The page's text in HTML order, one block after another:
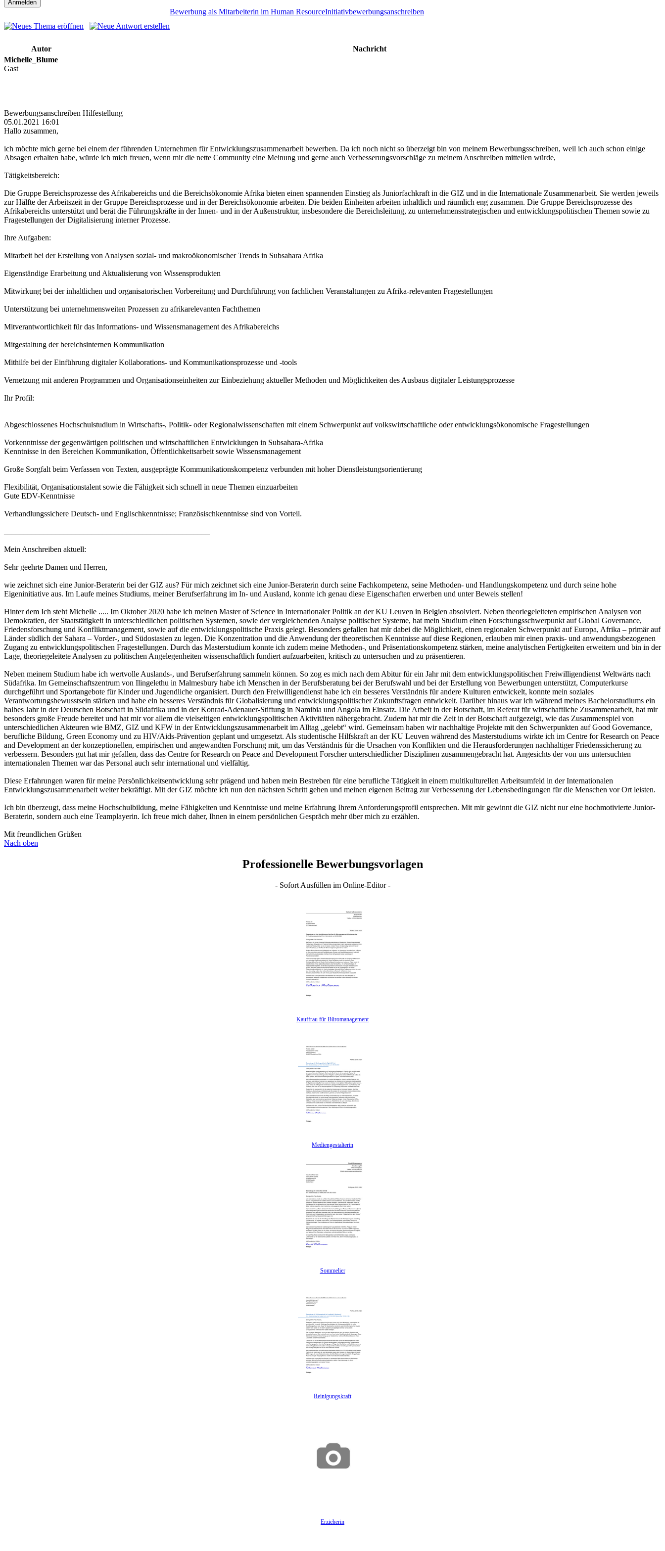
Bewerbung als Mitarbeiterin im Human ResourceInitiativbewerbungsanschreiben
Autor
Nachricht
Michelle_Blume
Gast
Bewerbungsanschreiben Hilfestellung
05.01.2021 16:01
Hallo zusammen,
ich möchte mich gerne bei einem der führenden Unternehmen für Entwicklungszusammenarbeit bewerben. Da ich noch nicht so überzeigt bin von meinem Bewerbungsschreiben, weil ich auch schon einige
Absagen erhalten habe, würde ich mich freuen, wenn mir die nette Community eine Meinung und gerne auch Verbesserungsvorschläge zu meinem Anschreiben mitteilen würde,
Tätigkeitsbereich:
Die Gruppe Bereichsprozesse des Afrikabereichs und die Bereichsökonomie Afrika bieten einen spannenden Einstieg als Juniorfachkraft in die GIZ und in die Internationale Zusammenarbeit. Sie werden jeweils
zur Hälfte der Arbeitszeit in der Gruppe Bereichsprozesse und in der Bereichsökonomie arbeiten. Die beiden Einheiten arbeiten inhaltlich und räumlich eng zusammen. Die Gruppe Bereichsprozesse des
Afrikabereichs unterstützt und berät die Führungskräfte in der Innen- und in der Außenstruktur, insbesondere die Bereichsleitung, zu unternehmensstrategischen und entwicklungspolitischen Themen sowie zu
Fragestellungen der Digitalisierung interner Prozesse.
Ihre Aufgaben:
Mitarbeit bei der Erstellung von Analysen sozial- und makroökonomischer Trends in Subsahara Afrika
Eigenständige Erarbeitung und Aktualisierung von Wissensprodukten
Mitwirkung bei der inhaltlichen und organisatorischen Vorbereitung und Durchführung von fachlichen Veranstaltungen zu Afrika-relevanten Fragestellungen
Unterstützung bei unternehmensweiten Prozessen zu afrikarelevanten Fachthemen
Mitverantwortlichkeit für das Informations- und Wissensmanagement des Afrikabereichs
Mitgestaltung der bereichsinternen Kommunikation
Mithilfe bei der Einführung digitaler Kollaborations- und Kommunikationsprozesse und -tools
Vernetzung mit anderen Programmen und Organisationseinheiten zur Einbeziehung aktueller Methoden und Möglichkeiten des Ausbaus digitaler Leistungsprozesse
Ihr Profil:
Abgeschlossenes Hochschulstudium in Wirtschafts-, Politik- oder Regionalwissenschaften mit einem Schwerpunkt auf volkswirtschaftliche oder entwicklungsökonomische Fragestellungen
Vorkenntnisse der gegenwärtigen politischen und wirtschaftlichen Entwicklungen in Subsahara-Afrika
Kenntnisse in den Bereichen Kommunikation, Öffentlichkeitsarbeit sowie Wissensmanagement
Große Sorgfalt beim Verfassen von Texten, ausgeprägte Kommunikationskompetenz verbunden mit hoher Dienstleistungsorientierung
Flexibilität, Organisationstalent sowie die Fähigkeit sich schnell in neue Themen einzuarbeiten
Gute EDV-Kenntnisse
Verhandlungssichere Deutsch- und Englischkenntnisse; Französischkenntnisse sind von Vorteil.
Mein Anschreiben aktuell:
Sehr geehrte Damen und Herren,
wie zeichnet sich eine Junior-Beraterin bei der GIZ aus? Für mich zeichnet sich eine Junior-Beraterin durch seine Fachkompetenz, seine Methoden- und Handlungskompetenz und durch seine hohe
Eigeninitiative aus. Im Laufe meines Studiums, meiner Berufserfahrung im In- und Ausland, konnte ich genau diese Eigenschaften erwerben und unter Beweis stellen!
Hinter dem Ich steht Michelle ..... Im Oktober 2020 habe ich meinen Master of Science in Internationaler Politik an der KU Leuven in Belgien absolviert. Neben theoriegeleiteten empirischen Analysen von
Demokratien, der Staatstätigkeit in unterschiedlichen politischen Systemen, sowie der vergleichenden Analyse politischer Systeme, hat mein Studium einen Forschungsschwerpunkt auf Global Governance,
Friedensforschung und Konfliktmanagement, sowie auf die entwicklungspolitische Praxis gelegt. Besonders gefallen hat mir dabei die Möglichkeit, einen regionalen Schwerpunkt auf Europa, Afrika – primär auf
Länder südlich der Sahara – Vorder-, und Südostasien zu legen. Die Konzentration und die Anwendung der theoretischen Kenntnisse auf diese Regionen, erlauben mir einen praxis- und anwendungsbezogenen
Zugang zu entwicklungspolitischen Fragestellungen. Durch das Masterstudium konnte ich zudem meine Methoden-, und Präsentationskompetenz stärken, meine analytischen Fertigkeiten erweitern und bin in der
Lage, theoriegeleitete Analysen zu politischen Angelegenheiten wissenschaftlich fundiert aufzuarbeiten, kritisch zu untersuchen und zu präsentieren.
Neben meinem Studium habe ich wertvolle Auslands-, und Berufserfahrung sammeln können. So zog es mich nach dem Abitur für ein Jahr mit dem entwicklungspolitischen Freiwilligendienst Weltwärts nach
Südafrika. Im Gemeinschaftszentrum von Ilingelethu in Malmesbury habe ich Menschen in der Berufsberatung bei der Berufswahl und bei der Erstellung von Bewerbungen unterstützt, Computerkurse
durchgeführt und Sportangebote für Kinder und Jugendliche organisiert. Durch den Freiwilligendienst habe ich ein besseres Verständnis für andere Kulturen entwickelt, konnte mein soziales
Verantwortungsbewusstsein stärken und habe ein besseres Verständnis für Globalisierung und entwicklungspolitischer Zukunftsfragen entwickelt. Darüber hinaus war ich während meines Bachelorstudiums ein
halbes Jahr in der Deutschen Botschaft in Südafrika und in der Konrad-Adenauer-Stiftung in Namibia und Angola im Einsatz. Die Arbeit in der Botschaft, im Referat für wirtschaftliche Zusammenarbeit, hat mir
besonders große Freude bereitet und hat mir vor allem die vielseitigen entwicklungspolitischen Aktivitäten nähergebracht. Zudem hat mir die Zeit in der Botschaft aufgezeigt, wie das Zusammenspiel von
unterschiedlichen Akteuren wie BMZ, GIZ und KFW in der Entwicklungszusammenarbeit im Alltag „gelebt“ wird. Gemeinsam haben wir nachhaltige Projekte mit den Schwerpunkten auf Good Governance,
berufliche Bildung, Green Economy und zu HIV/Aids-Prävention geplant und umgesetzt. Als studentische Hilfskraft an der KU Leuven während des Masterstudiums wirkte ich im Centre for Research on Peace
and Development an der konzeptionellen, empirischen und angewandten Forschung mit, um das Verständnis für die Ursachen von Konflikten und die Herausforderungen nachhaltiger Friedenssicherung zu
verbessern. Besonders gut hat mir gefallen, dass das Centre for Research on Peace and Development Forscher unterschiedlicher Disziplinen zusammengebracht hat. Angesichts der von uns untersuchten
internationalen Themen war das Personal auch sehr international und vielfältig.
Diese Erfahrungen waren für meine Persönlichkeitsentwicklung sehr prägend und haben mein Bestreben für eine berufliche Tätigkeit in einem multikulturellen Arbeitsumfeld in der Internationalen
Entwicklungszusammenarbeit weiter bekräftigt. Mit der GIZ möchte ich nun den nächsten Schritt gehen und meinen eigenen Beitrag zur Verbesserung der Lebensbedingungen für die Menschen vor Ort leisten.
Ich bin überzeugt, dass meine Hochschulbildung, meine Fähigkeiten und Kenntnisse und meine Erfahrung Ihrem Anforderungsprofil entsprechen. Mit mir gewinnt die GIZ nicht nur eine hochmotivierte Junior-
Beraterin, sondern auch eine Teamplayerin. Ich freue mich daher, Ihnen in einem persönlichen Gespräch mehr über mich zu erzählen.
Mit freundlichen Grüßen
Nach oben
Professionelle Bewerbungsvorlagen
- Sofort Ausfüllen im Online-Editor -
Kauffrau für Büromanagement
Mediengestalterin
Sommelier
Reinigungskraft
Erzieherin